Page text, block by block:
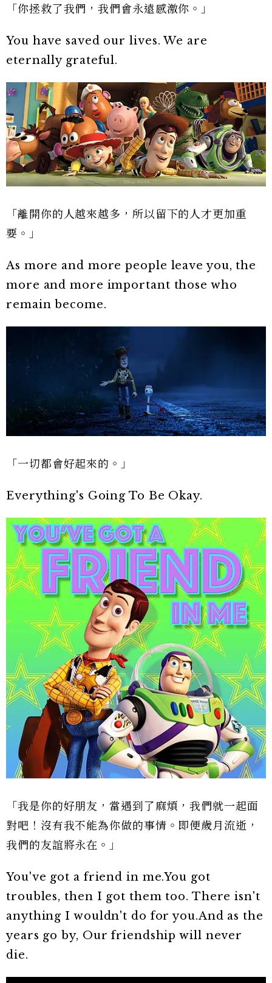
「你拯救了我們，我們會永遠感激你。」
You have saved our lives. We are
eternally grateful.
「離開你的人越來越多，所以留下的人才更加重
要。」
As more and more people leave you, the
more and more important those who
remain become.
「一切都會好起來的。」
Everything's Going To Be Okay.
「我是你的好朋友，當遇到了麻煩，我們就一起面
對吧！沒有我不能為你做的事情。即便歲月流逝，
我們的友誼將永在。」
You've got a friend in me.You got
troubles, then I got them too. There isn't
anything I wouldn't do for you.And as the
years go by, Our friendship will never
die.